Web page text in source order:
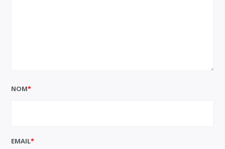
NOM*
EMAIL*